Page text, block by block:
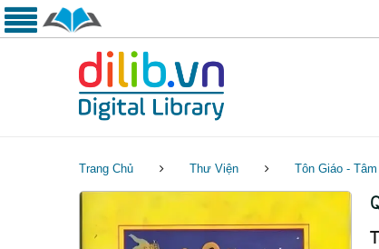
Trang Chủ Thư Viện Tôn Giáo -